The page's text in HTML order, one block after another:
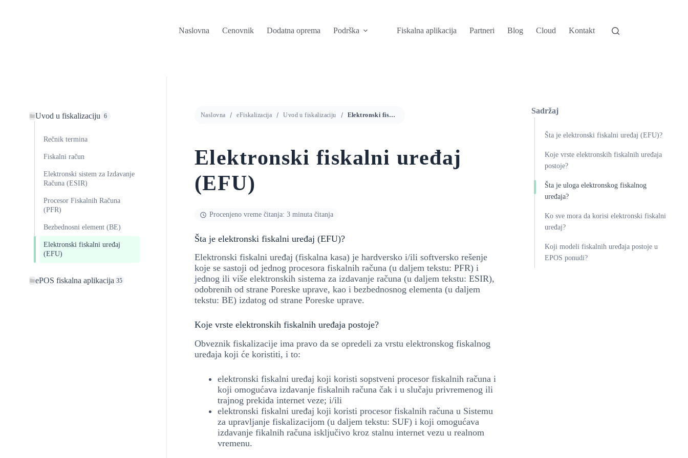
Naslovna Cenovnik Dodatna oprema Podrška Fiskalna aplikacija Partneri Blog Cloud Kontakt
Uvod u fiskalizaciju 6
Rečnik termina
Fiskalni račun
Elektronski sistem za Izdavanje
Računa (ESIR)
Procesor Fiskalnih Računa
(PFR)
Bezbednosni element (BE)
Elektronski fiskalni uređaj
(EFU)
ePOS fiskalna aplikacija 35
Naslovna eFiskalizacija Uvod u fiskalizaciju Elektronski fiskalni uređaj (EFU)
Elektronski fiskalni uređaj
(EFU)
Procenjeno vreme čitanja: 3 minuta čitanja
Šta je elektronski fiskalni uređaj (EFU)?
Elektronski fiskalni uređaj (fiskalna kasa) je hardversko i/ili softversko rešenje
koje se sastoji od jednog procesora fiskalnih računa (u daljem tekstu: PFR) i
jednog ili više elektronskih sistema za izdavanje računa (u daljem tekstu: ESIR),
odobrenih od strane Poreske uprave, kao i bezbednosnog elementa (u daljem
tekstu: BE) izdatog od strane Poreske uprave.
Koje vrste elektronskih fiskalnih uređaja postoje?
Obveznik fiskalizacije ima pravo da se opredeli za vrstu elektronskog fiskalnog
uređaja koji će koristiti, i to:
elektronski fiskalni uređaj koji koristi sopstveni procesor fiskalnih računa i
koji omogućava izdavanje fiskalnih računa čak i u slučaju privremenog ili
trajnog prekida internet veze; i/ili
elektronski fiskalni uređaj koji koristi procesor fiskalnih računa u Sistemu
za upravljanje fiskalizacijom (u daljem tekstu: SUF) i koji omogućava
izdavanje fikalnih računa isključivo kroz stalnu internet vezu u realnom
vremenu.
Sadržaj
Šta je elektronski fiskalni uređaj (EFU)?
Koje vrste elektronskih fiskalnih uređaja
postoje?
Šta je uloga elektronskog fiskalnog
uređaja?
Ko sve mora da korisi elektronski fiskalni
uređaj?
Koji modeli fiskalnih uređaja postoje u
EPOS ponudi?